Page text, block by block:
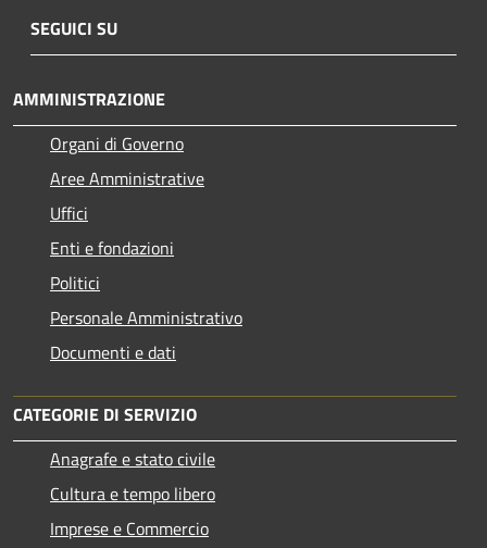
SEGUICI SU
AMMINISTRAZIONE
Organi di Governo
Aree Amministrative
Uffici
Enti e fondazioni
Politici
Personale Amministrativo
Documenti e dati
CATEGORIE DI SERVIZIO
Anagrafe e stato civile
Cultura e tempo libero
Imprese e Commercio